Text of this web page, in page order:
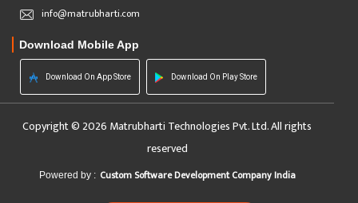
info@matrubharti.com
Download Mobile App
Download On App Store Download On Play Store
Copyright © 2026 Matrubharti Technologies Pvt. Ltd. All rights
reserved
Powered by : Custom Software Development Company India